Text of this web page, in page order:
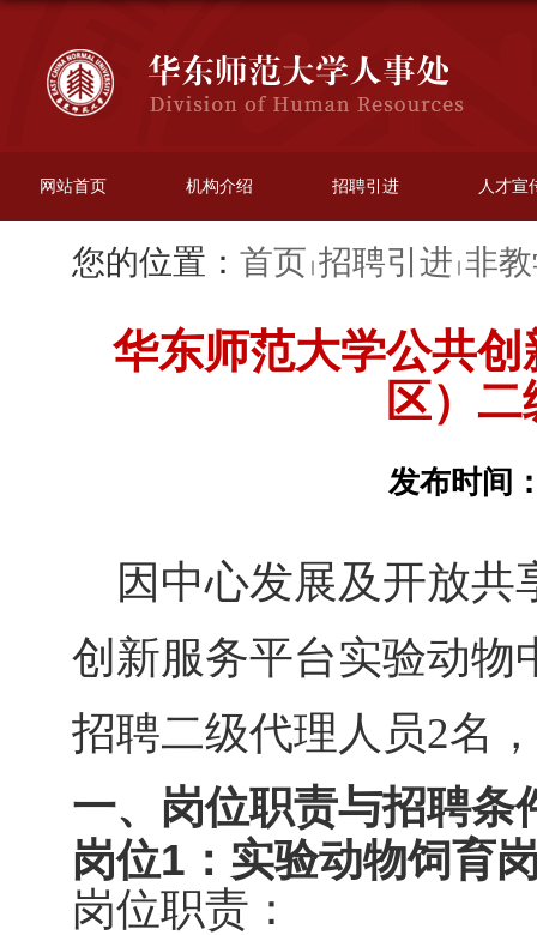
网站首页 机构介绍 招聘引进 人才宣
您的位置： 首页 招聘引进 非
华东师范大学公共
区）
发布时间
因中心发展及开放共
创新服务平台实验动物
招聘二级代理人员2名
一、 岗位职责与招聘条
岗位1：实验动物饲育
岗位职责：